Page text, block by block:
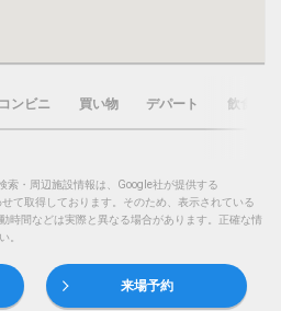
コンビニ 買い物 デパート 飲食店
索・周辺施設情報は、Google社が提供する
て取得しております。そのため、表示されている
時間などは実際と異なる場合があります。正確な情
。
来場予約